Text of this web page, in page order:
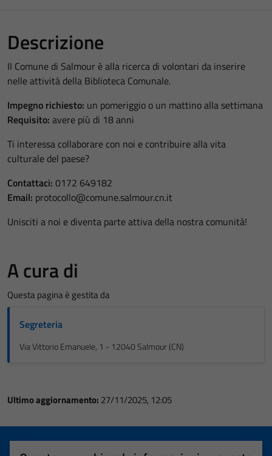
Descrizione
Il Comune di Salmour è alla ricerca di volontari da inserire
nelle attività della Biblioteca Comunale.
Impegno richiesto: un pomeriggio o un mattino alla settimana
Requisito: avere più di 18 anni
Ti interessa collaborare con noi e contribuire alla vita
culturale del paese?
Contattaci: 0172 649182
Email: protocollo@comune.salmour.cn.it
Unisciti a noi e diventa parte attiva della nostra comunità!
A cura di
Questa pagina è gestita da
Segreteria
Via Vittorio Emanuele, 1 - 12040 Salmour (CN)
Ultimo aggiornamento: 27/11/2025, 12:05